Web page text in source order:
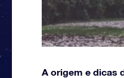
A origem e dicas